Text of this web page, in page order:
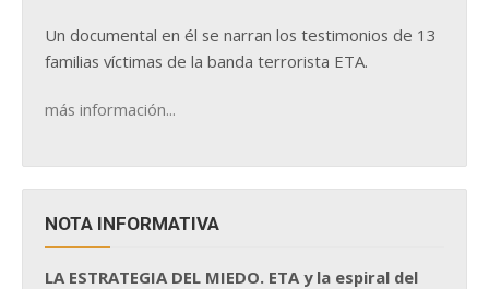
Un documental en él se narran los testimonios de 13
familias víctimas de la banda terrorista ETA.
más información...
NOTA INFORMATIVA
LA ESTRATEGIA DEL MIEDO. ETA y la espiral del